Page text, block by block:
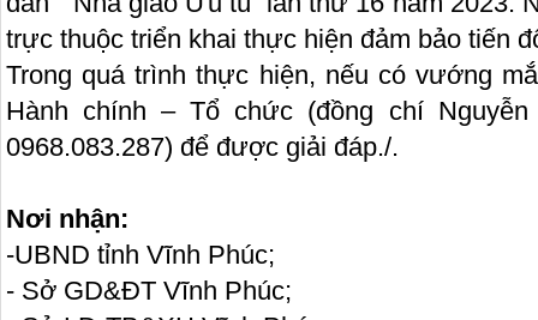
trực thuộc triển khai thực hiện đảm bảo tiến
Trong quá trình thực hiện, nếu có vướng
Hành chính – Tổ chức (đồng chí
0968.083.287) để được giải đáp./.
Nơi nhận:
-UBND tỉnh Vĩnh Phúc;
- Sở GD&ĐT Vĩnh Phúc;